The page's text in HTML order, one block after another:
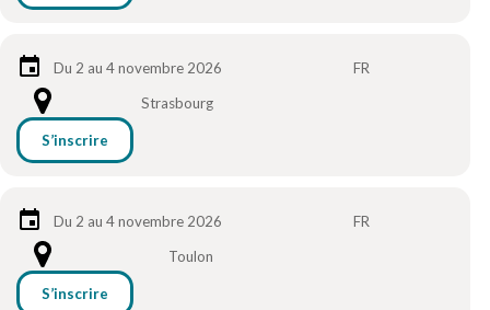
Du 2 au 4 novembre 2026
FR
Strasbourg
S’inscrire
Du 2 au 4 novembre 2026
FR
Toulon
S’inscrire